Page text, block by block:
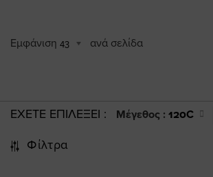
Εμφάνιση 43 ανά σελίδα
ΕΧΕΤΕ ΕΠΙΛΕΞΕΙ Μέγεθος : 120C
Φίλτρα